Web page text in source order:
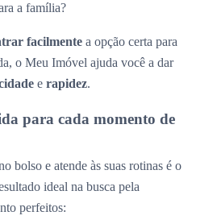
a família?
facilmente a opção certa para
o Meu Imóvel ajuda você a dar
e rapidez.
para cada momento de
bolso e atende às suas rotinas é o
ideal na busca pela
perfeitos: